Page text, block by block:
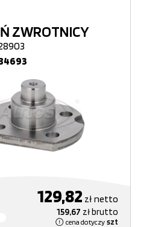
ZWROTNICY
129,82 złnetto
159,67 złbrutto
cena dotyczy szt